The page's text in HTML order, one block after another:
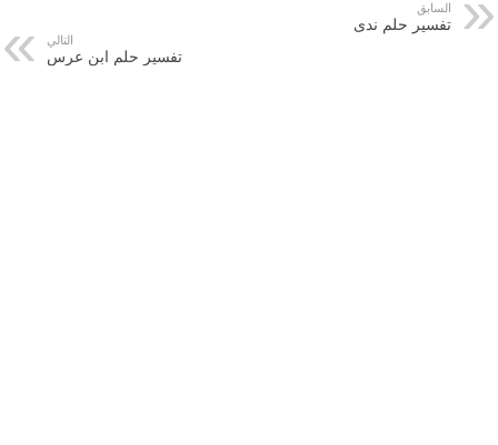
السابق
تفسير حلم ندى
التالي
تفسير حلم ابن عرس